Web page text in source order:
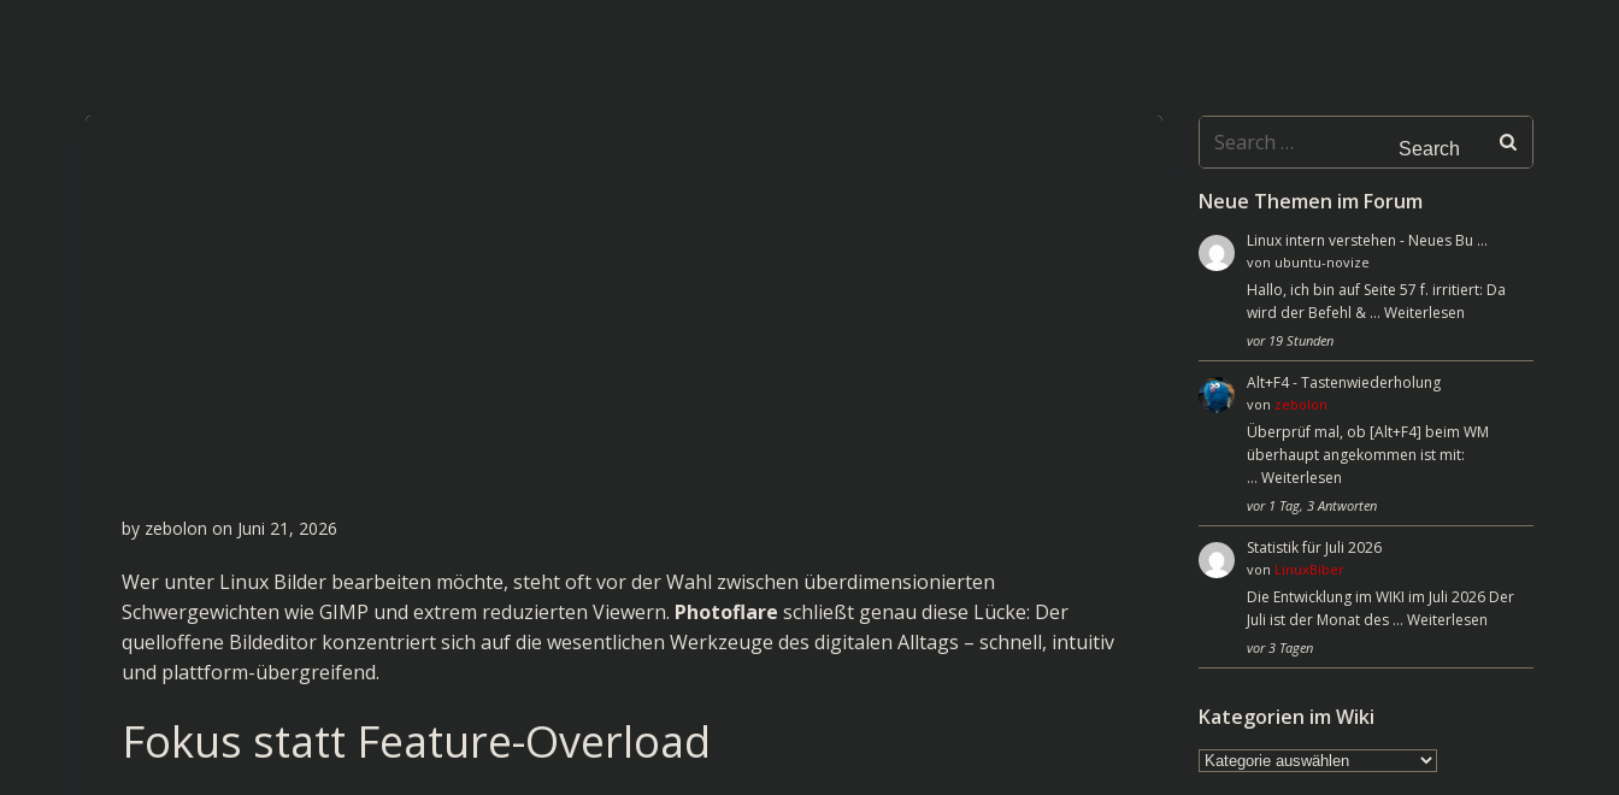
by zebolon on Juni 21, 2026
Wer unter Linux Bilder bearbeiten möchte, steht oft vor der Wahl zwischen überdimensionierten
Schwergewichten wie GIMP und extrem reduzierten Viewern. Photoflare schließt genau diese Lücke: Der
quelloffene Bildeditor konzentriert sich auf die wesentlichen Werkzeuge des digitalen Alltags – schnell, intuitiv
und plattform-übergreifend.
Fokus statt Feature-Overload
Search
for:
Neue Themen im Forum
Linux intern verstehen - Neues Bu …
von ubuntu-novize
Hallo, ich bin auf Seite 57 f. irritiert: Da
wird der Befehl & … Weiterlesen
vor 19 Stunden
Alt+F4 - Tastenwiederholung
von zebolon
Überprüf mal, ob [Alt+F4] beim WM
überhaupt angekommen ist mit:
… Weiterlesen
vor 1 Tag, 3 Antworten
Statistik für Juli 2026
von LinuxBiber
Die Entwicklung im WIKI im Juli 2026 Der
Juli ist der Monat des … Weiterlesen
vor 3 Tagen
Kategorien im Wiki
Kategorien